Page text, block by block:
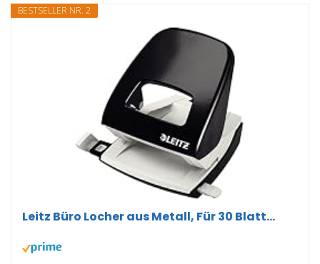
BESTSELLER NR. 2
Leitz Büro Locher aus Metall, Für 30 Blatt...